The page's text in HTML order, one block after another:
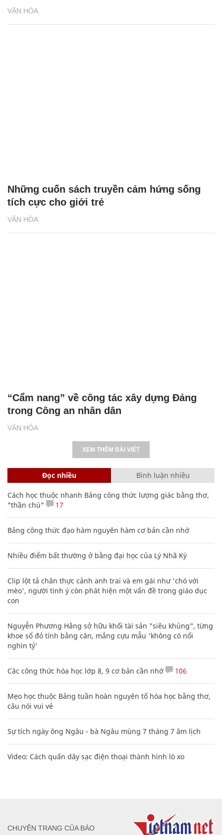
VĂN HÓA
VĂN HÓA
Những cuốn sách truyền cảm hứng sống
tích cực cho giới trẻ
VĂN HÓA
“Cẩm nang” về công tác xây dựng Đảng
trong Công an nhân dân
XEM THÊM BÀI VIẾT
Đọc nhiều Bình luận nhiều
Cách học thuộc nhanh Bảng công thức lượng giác bằng thơ,
"thần chú"
17
Bảng công thức đạo hàm nguyên hàm cơ bản cần nhớ
Nhiều điểm bất thường ở bằng đại học của Lý Nhã Kỳ
Clip lột tả chân thực cảnh anh trai và em gái như 'chó với
mèo', người tinh ý còn phát hiện một vấn đề trong giáo dục
con
Nguyễn Phương Hằng sở hữu khối tài sản "siêu khủng", từng
khoe sổ đỏ tính bằng cân, mắng cựu mẫu 'không có nổi
nghìn tỷ'
Các công thức hóa học lớp 8, 9 cơ bản cần nhớ 106
Mẹo học thuộc Bảng tuần hoàn nguyên tố hóa học bằng thơ,
câu nói vui vẻ
Sự tích ngày ông Ngâu - bà Ngâu mùng 7 tháng 7 âm lịch
Video: Cách quấn dây sạc điện thoại thành hình lò xo
CHUYÊN TRANG CỦA BÁO